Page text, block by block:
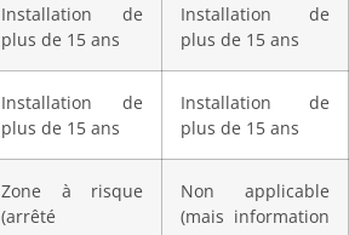
Installation de
plus de 15 ans
Installation de
plus de 15 ans
Installation de
plus de 15 ans
Installation de
plus de 15 ans
Zone à risque
(arrêté
Non applicable
(mais information